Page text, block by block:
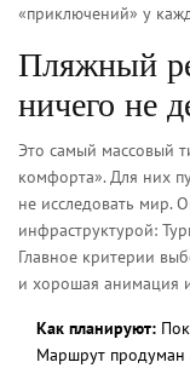
«приключений» у
Пляжный
ничего не
Это самый массовый
комфорта». Для них
не исследовать мир.
инфраструктурой:
Главное критерии
и хорошая анимация
Как планируют:
Маршрут продуман